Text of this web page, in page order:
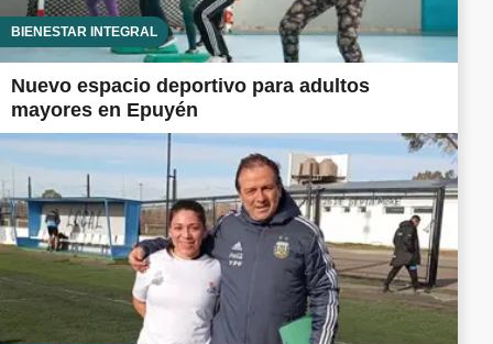
BIENESTAR INTEGRAL
Nuevo espacio deportivo para adultos
mayores en Epuyén